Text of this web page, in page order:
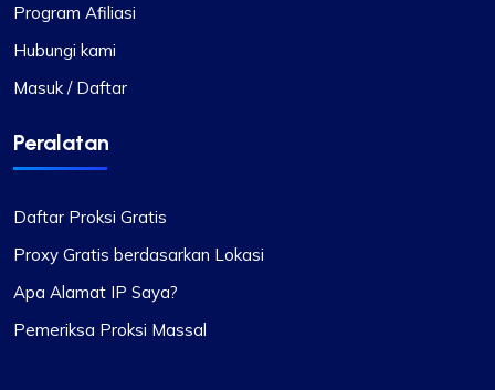
Program Afiliasi
Hubungi kami
Masuk / Daftar
Peralatan
Daftar Proksi Gratis
Proxy Gratis berdasarkan Lokasi
Apa Alamat IP Saya?
Pemeriksa Proksi Massal